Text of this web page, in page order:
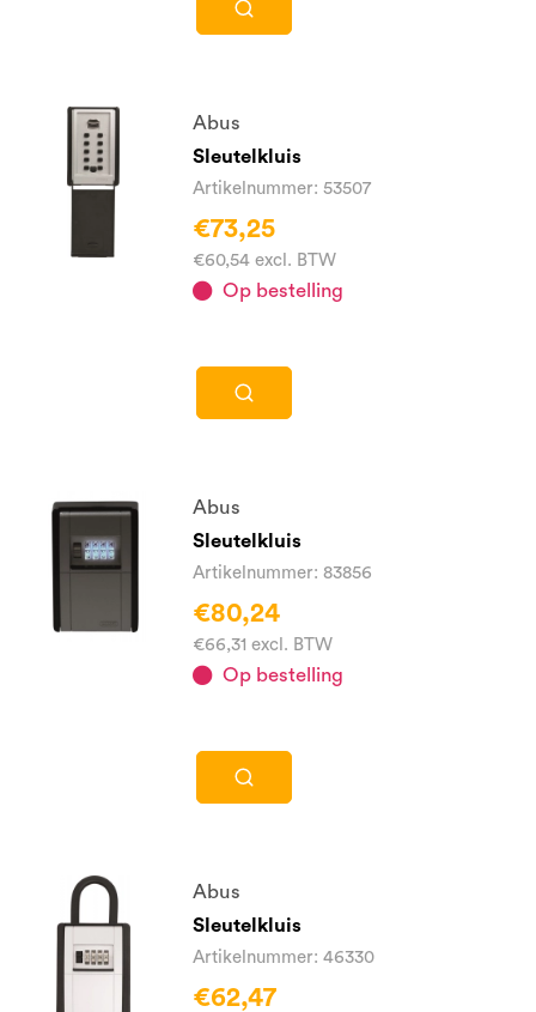
Abus
Sleutelkluis
Artikelnummer: 53507
€73,25
€60,54 excl. BTW
Op bestelling
Abus
Sleutelkluis
Artikelnummer: 83856
€80,24
€66,31 excl. BTW
Op bestelling
Abus
Sleutelkluis
Artikelnummer: 46330
€62,47